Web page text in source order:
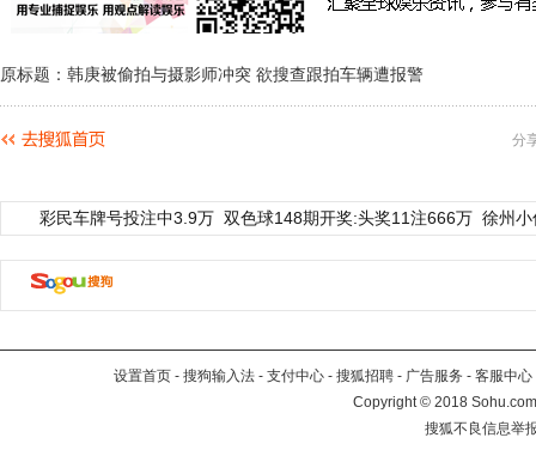
原标题：韩庚被偷拍与摄影师冲突 欲搜查跟拍车辆遭报警
分
彩民车牌号投注中3.9万 双色球148期开奖:头奖11注666万 徐州
设置首页 - 搜狗输入法 - 支付中心 - 搜狐招聘 - 广告服务 - 客服中心
Copyright©2018
搜狐不良信息举